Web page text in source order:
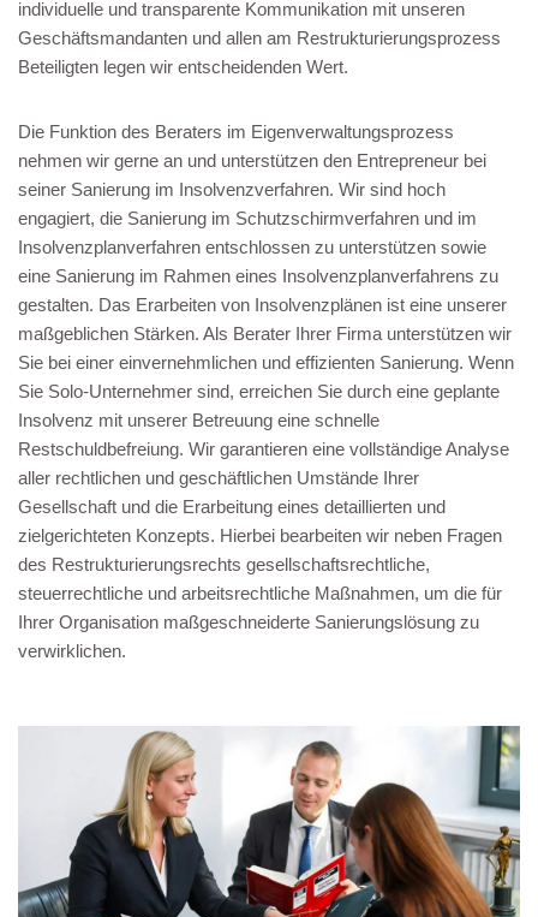
individuelle und transparente Kommunikation mit unseren
Geschäftsmandanten und allen am Restrukturierungsprozess
Beteiligten legen wir entscheidenden Wert.
Die Funktion des Beraters im Eigenverwaltungsprozess
nehmen wir gerne an und unterstützen den Entrepreneur bei
seiner Sanierung im Insolvenzverfahren. Wir sind hoch
engagiert, die Sanierung im Schutzschirmverfahren und im
Insolvenzplanverfahren entschlossen zu unterstützen sowie
eine Sanierung im Rahmen eines Insolvenzplanverfahrens zu
gestalten. Das Erarbeiten von Insolvenzplänen ist eine unserer
maßgeblichen Stärken. Als Berater Ihrer Firma unterstützen wir
Sie bei einer einvernehmlichen und effizienten Sanierung. Wenn
Sie Solo-Unternehmer sind, erreichen Sie durch eine geplante
Insolvenz mit unserer Betreuung eine schnelle
Restschuldbefreiung. Wir garantieren eine vollständige Analyse
aller rechtlichen und geschäftlichen Umstände Ihrer
Gesellschaft und die Erarbeitung eines detaillierten und
zielgerichteten Konzepts. Hierbei bearbeiten wir neben Fragen
des Restrukturierungsrechts gesellschaftsrechtliche,
steuerrechtliche und arbeitsrechtliche Maßnahmen, um die für
Ihrer Organisation maßgeschneiderte Sanierungslösung zu
verwirklichen.